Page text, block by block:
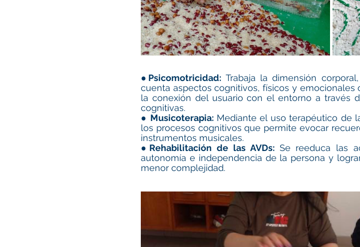
● Psicomotricidad: Trabaja la dimensión
cuenta aspectos cognitivos, físicos y emocionales
la conexión del usuario con el entorno a través
cognitivas.
● Musicoterapia: Mediante el uso terapéutico de
los procesos cognitivos que permite evocar
instrumentos musicales.
● Rehabilitación de las AVDs: Se reeduca las
autonomía e independencia de la persona y
menor complejidad.